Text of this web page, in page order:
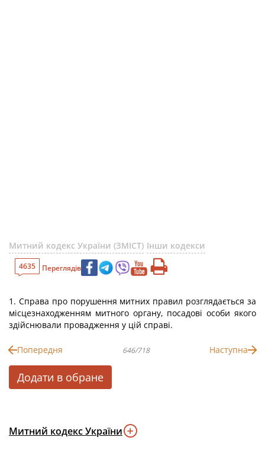
Митний кодекс України (ЗМІСТ) Інши кодекси
4635 Переглядів
1. Справа про порушення митних правил розглядається за
місцезнаходженням митного органу, посадові особи якого
здійснювали провадження у цій справі.
Попередня 646/718 Наступна
Додати в обране
Митний кодекс України